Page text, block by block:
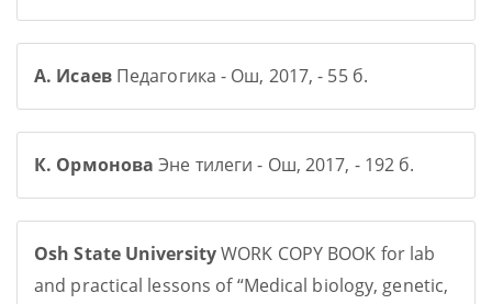
А. ИсаевПедагогика - Ош, 2017, - 55 б.
К. Ормонова Эне тилеги - Ош, 2017, - 192 б.
Osh State UniversityWORK COPY BOOK for lab
and practical lessons of “Medical biology, genetic,